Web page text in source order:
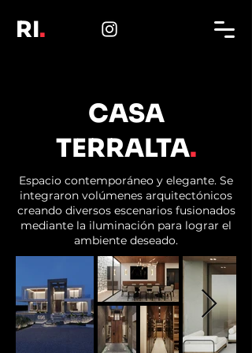
RI.
CASA
TERRALTA.
Espacio contemporáneo y elegante. Se
integraron volúmenes arquitectónicos
creando diversos escenarios fusionados
mediante la iluminación para lograr el
ambiente deseado.